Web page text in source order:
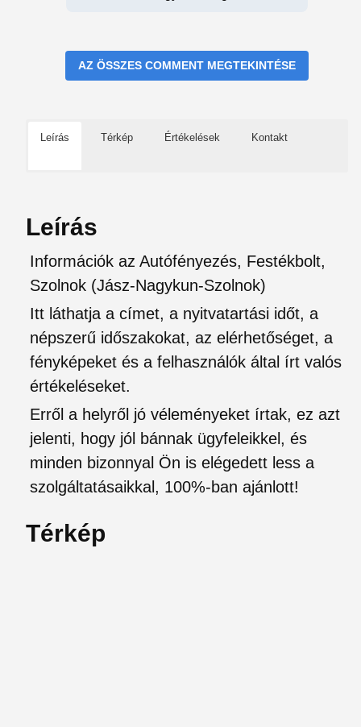
AZ ÖSSZES COMMENT MEGTEKINTÉSE
Leírás Térkép Értékelések Kontakt
Leírás
Információk az Autófényezés, Festékbolt,
Szolnok (Jász-Nagykun-Szolnok)
Itt láthatja a címet, a nyitvatartási időt, a
népszerű időszakokat, az elérhetőséget, a
fényképeket és a felhasználók által írt valós
értékeléseket.
Erről a helyről jó véleményeket írtak, ez azt
jelenti, hogy jól bánnak ügyfeleikkel, és
minden bizonnyal Ön is elégedett less a
szolgáltatásaikkal, 100%-ban ajánlott!
Térkép